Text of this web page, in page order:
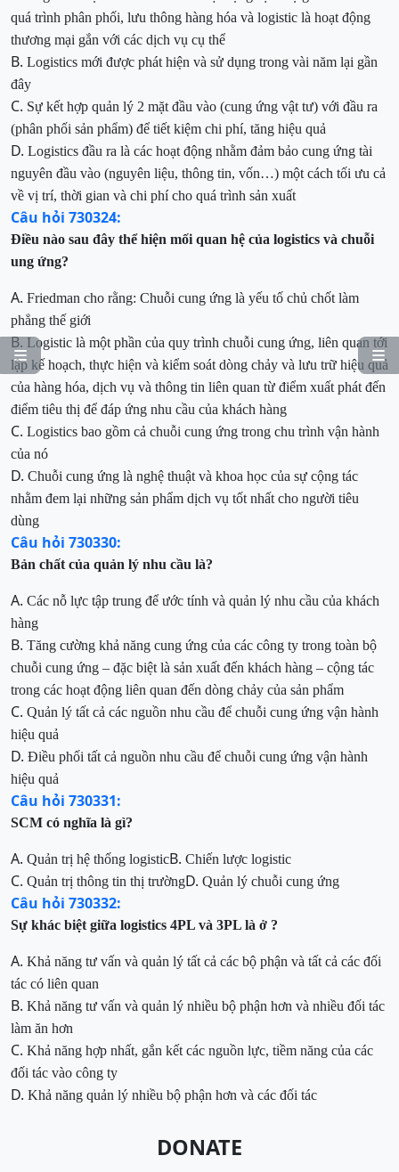


quá trình phân phối, lưu thông hàng hóa và logistic là hoạt động
thương mại gắn với các dịch vụ cụ thể
B. Logistics mới được phát hiện và sử dụng trong vài năm lại gần
đây
C. Sự kết hợp quản lý 2 mặt đầu vào (cung ứng vật tư) với đầu ra
(phân phối sản phẩm) để tiết kiệm chi phí, tăng hiệu quả
D. Logistics đầu ra là các hoạt động nhằm đảm bảo cung ứng tài
nguyên đầu vào (nguyên liệu, thông tin, vốn…) một cách tối ưu cả
về vị trí, thời gian và chi phícho quá trình sản xuất
Câu hỏi 730324:
Điều nào sau đây thể hiện mối quan hệ của logistics và chuỗi
ung ứng?
A. Friedman cho rằng: Chuỗi cung ứng là yếu tố chủ chốt làm
phẳng thế giới
B.Logistic là một phần của quy trình chuỗi cung ứng, liên quan tới
lập kế hoạch, thực hiện và kiểm soát dòng chảy và lưu trữ hiệu quả
của hàng hóa, dịch vụ và thông tin liên quan từ điểm xuất phát đến
điểm tiêu thị để đáp ứng nhu cầu của khách hàng
C. Logistics bao gồm cả chuỗi cung ứng trong chu trình vận hành
của nó
D. Chuỗi cung ứng là nghệ thuật và khoa học của sự cộng tác
nhằm đem lại những sản phẩm dịch vụ tốt nhất cho người tiêu
dùng
Câu hỏi 730330:
Bản chất của quản lý nhu cầu là?
A. Các nỗ lực tập trung để ước tính và quản lý nhu cầu của khách
hàng
B. Tăng cường khả năng cung ứng của các công ty trong toàn bộ
chuỗi cung ứng – đặc biệt là sản xuất đến khách hàng – cộng tác
trong các hoạt động liên quan đến dòng chảy của sản phẩm
C. Quản lý tất cả các nguồn nhu cầu để chuỗi cung ứng vận hành
hiệu quả
D. Điều phối tất cả nguồn nhu cầu để chuỗi cung ứng vận hành
hiệu quả
Câu hỏi 730331:
SCM có nghĩa là gì?
A. Quản trị hệ thống logisticB. Chiến lược logistic
C. Quản trị thông tin thị trườngD. Quản lý chuỗi cung ứng
Câu hỏi 730332:
Sự khác biệt giữa logistics 4PL và 3PL là ở ?
A. Khả năng tư vấn và quản lý tất cả các bộ phận và tất cả các đối
tác có liên quan
B. Khả năng tư vấn và quản lý nhiều bộ phận hơn và nhiều đối tác
làm ăn hơn
C. Khả năng hợp nhất, gắn kết các nguồn lực, tiềm năng của các
đối tác vào công ty
D. Khả năng quản lý nhiều bộ phận hơn và các đối tác
DONATE